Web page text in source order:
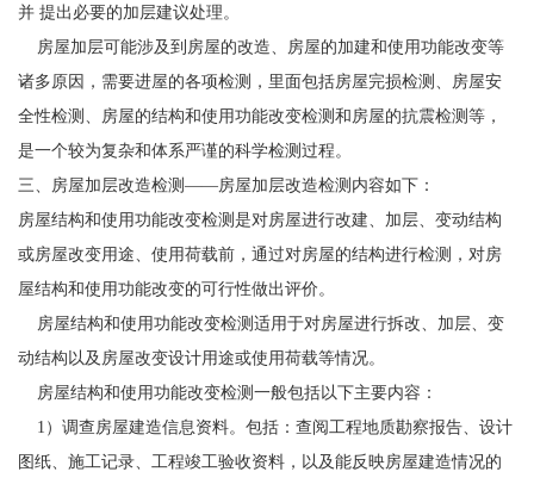
并 提出必要的加层建议处理。
房屋加层可能涉及到房屋的改造、房屋的加建和使用功能改变等
诸多原因，需要进屋的各项检测，里面包括房屋完损检测、房屋安
全性检测、房屋的结构和使用功能改变检测和房屋的抗震检测等，
是一个较为复杂和体系严谨的科学检测过程。
三、房屋加层改造检测——房屋加层改造检测内容如下：
房屋结构和使用功能改变检测是对房屋进行改建、加层、变动结构
或房屋改变用途、使用荷载前，通过对房屋的结构进行检测，对房
屋结构和使用功能改变的可行性做出评价。
房屋结构和使用功能改变检测适用于对房屋进行拆改、加层、变
动结构以及房屋改变设计用途或使用荷载等情况。
房屋结构和使用功能改变检测一般包括以下主要内容：
1）调查房屋建造信息资料。包括：查阅工程地质勘察报告、设计
图纸、施工记录、工程竣工验收资料，以及能反映房屋建造情况的